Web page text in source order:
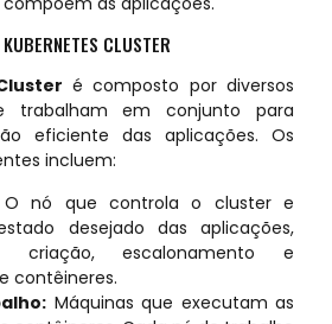
CLUSTER
é composto por diversos
trabalham em conjunto para
eficiente das aplicações. Os
incluem:
O nó que controla o cluster e
desejado das aplicações,
criação, escalonamento e
contêineres.
Máquinas que executam as